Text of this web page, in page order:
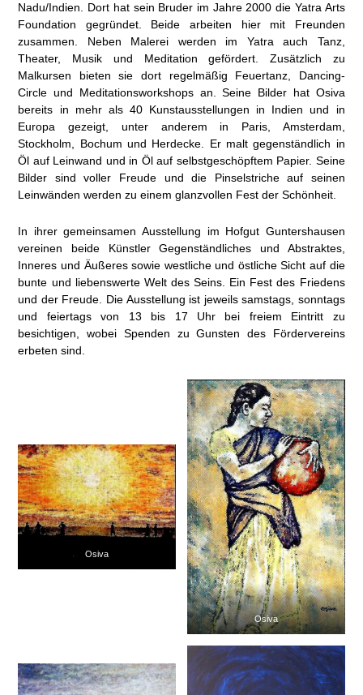
Nadu/Indien. Dort hat sein Bruder im Jahre 2000 die Yatra Arts
Foundation gegründet. Beide arbeiten hier mit Freunden
zusammen. Neben Malerei werden im Yatra auch Tanz,
Theater, Musik und Meditation gefördert. Zusätzlich zu
Malkursen bieten sie dort regelmäßig Feuertanz, Dancing-
Circle und Meditationsworkshops an. Seine Bilder hat Osiva
bereits in mehr als 40 Kunstausstellungen in Indien und in
Europa gezeigt, unter anderem in Paris, Amsterdam,
Stockholm, Bochum und Herdecke. Er malt gegenständlich in
Öl auf Leinwand und in Öl auf selbstgeschöpftem Papier. Seine
Bilder sind voller Freude und die Pinselstriche auf seinen
Leinwänden werden zu einem glanzvollen Fest der Schönheit.
In ihrer gemeinsamen Ausstellung im Hofgut Guntershausen
vereinen beide Künstler Gegenständliches und Abstraktes,
Inneres und Äußeres sowie westliche und östliche Sicht auf die
bunte und liebenswerte Welt des Seins. Ein Fest des Friedens
und der Freude. Die Ausstellung ist jeweils samstags, sonntags
und feiertags von 13 bis 17 Uhr bei freiem Eintritt zu
besichtigen, wobei Spenden zu Gunsten des Fördervereins
erbeten sind.
Osiva
Osiva